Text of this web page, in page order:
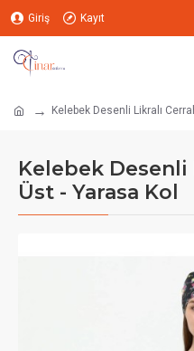
Giriş Kayıt
Kelebek Desenli Likralı
Kelebek Desenli
Üst - Yarasa Kol